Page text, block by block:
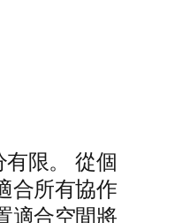
限。 從個
合所有協作
適合空間將